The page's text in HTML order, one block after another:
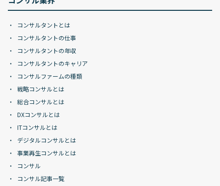
コンサルタントとは
コンサルタントの仕事
コンサルタントの年収
コンサルタントのキャリア
コンサルファームの種類
戦略コンサルとは
総合コンサルとは
DXコンサルとは
ITコンサルとは
デジタルコンサルとは
事業再生コンサルとは
コンサル
コンサル記事一覧